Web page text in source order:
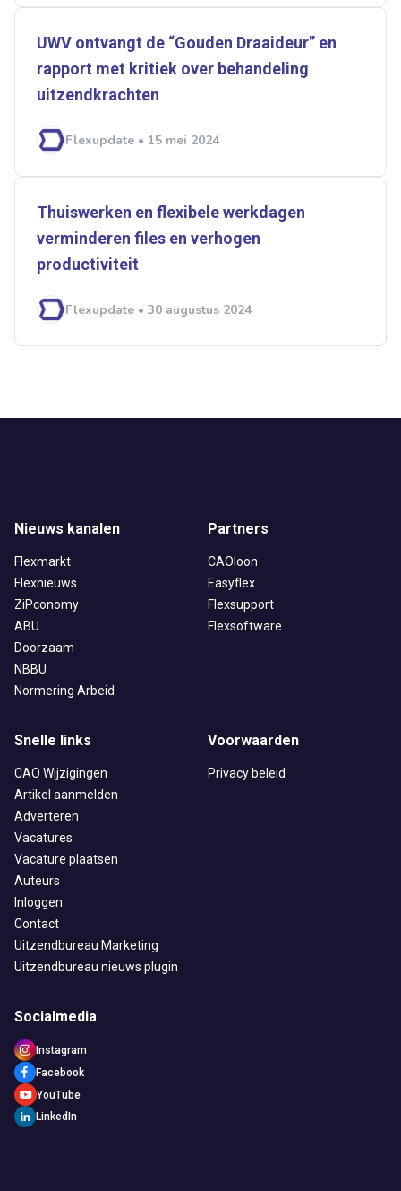
UWV ontvangt de “Gouden Draaideur” en
rapport met kritiek over behandeling
uitzendkrachten
Flexupdate • 15 mei 2024
Thuiswerken en flexibele werkdagen
verminderen files en verhogen
productiviteit
Flexupdate • 30 augustus 2024
Nieuws kanalen
Flexmarkt
Flexnieuws
ZiPconomy
ABU
Doorzaam
NBBU
Normering Arbeid
Partners
CAOloon
Easyflex
Flexsupport
Flexsoftware
Snelle links
CAO Wijzigingen
Artikel aanmelden
Adverteren
Vacatures
Vacature plaatsen
Auteurs
Inloggen
Contact
Uitzendbureau Marketing
Uitzendbureau nieuws plugin
Voorwaarden
Privacy beleid
Socialmedia
Instagram
Facebook
YouTube
LinkedIn